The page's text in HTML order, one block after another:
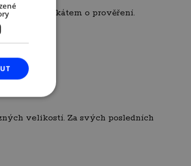
a certifikátem o prověření.
velikostí. Za svých posledních